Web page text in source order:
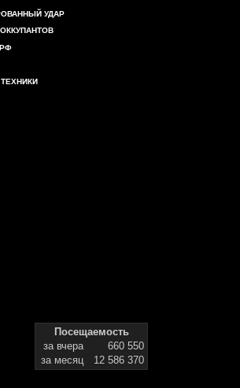
УДАР
Посещаемость
за вчера
660 550
за месяц
12 586 370